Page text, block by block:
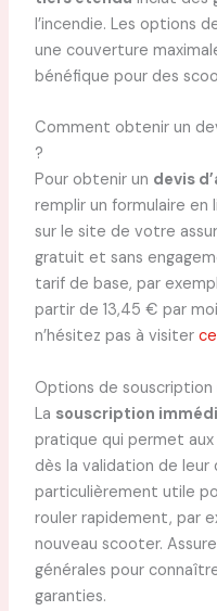
l’incendie. Les options
une couverture
bénéfique pour des
Comment obtenir un
?
Pour obtenir un devis
remplir un formulaire en
sur le site de votre
gratuit et sans
tarif de base, par
partir de 13,45 € par
n’hésitez pas à visiter
Options de
La souscription
pratique qui permet
dès la validation de leur
particulièrement utile
rouler rapidement, par
nouveau scooter.
générales pour
garanties.